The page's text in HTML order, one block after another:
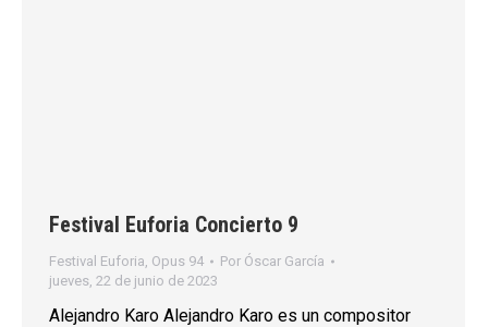
Festival Euforia Concierto 9
Festival Euforia, Opus 94 Por Óscar García
jueves, 22 de junio de 2023
Alejandro Karo Alejandro Karo es un compositor